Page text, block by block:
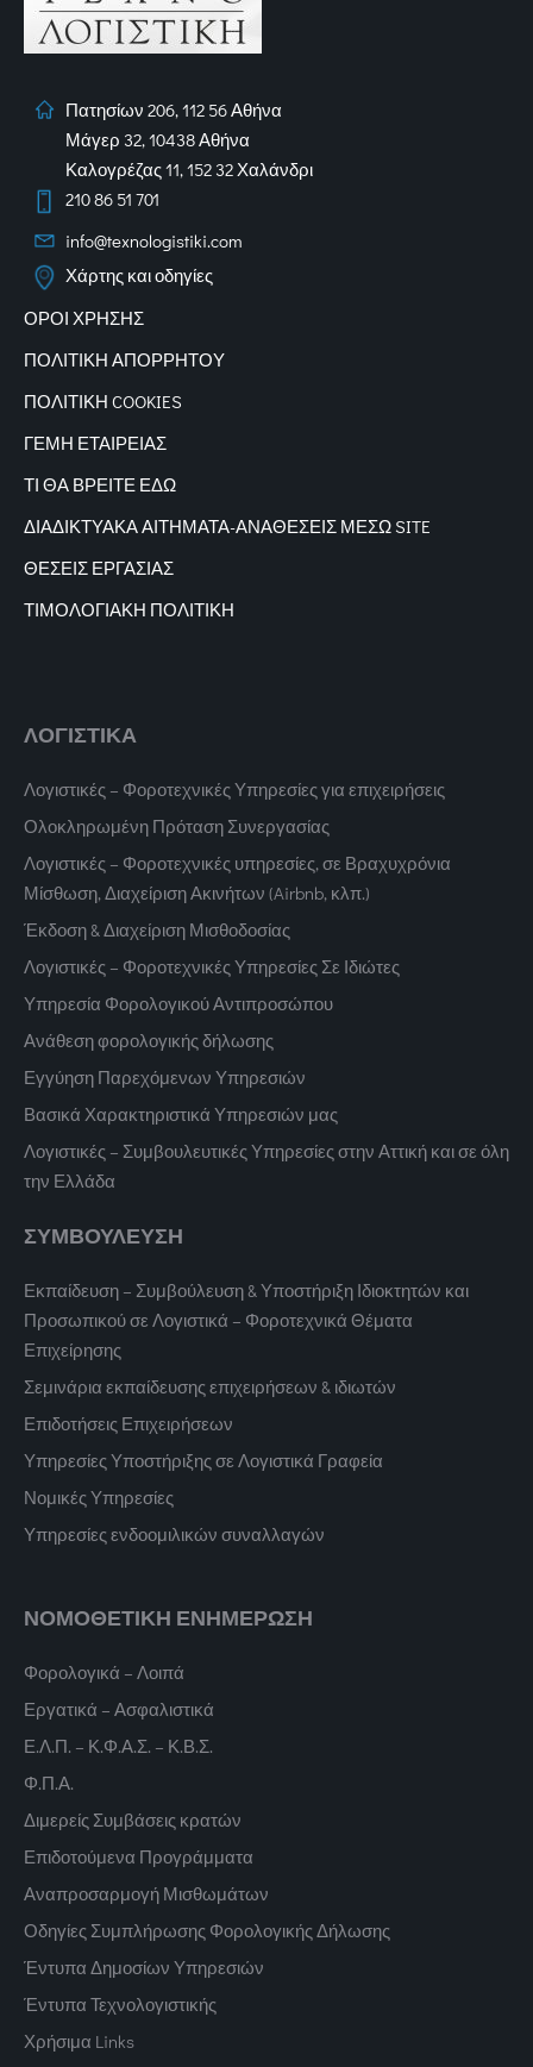
Πατησίων 206, 112 56 Αθήνα
Μάγερ 32, 10438 Αθήνα
Καλογρέζας 11, 152 32 Χαλάνδρι
210 86 51 701
info@texnologistiki.com
Χάρτης και οδηγίες
ΟΡΟΙ ΧΡΗΣΗΣ
ΠΟΛΙΤΙΚΗ ΑΠΟΡΡΗΤΟΥ
ΠΟΛΙΤΙΚΗ COOKIES
ΓΕΜΗ ΕΤΑΙΡΕΙΑΣ
ΤΙ ΘΑ ΒΡΕΙΤΕ ΕΔΩ
ΔΙΑΔΙΚΤΥΑΚΑΑΙΤΗΜΑΤΑ-ΑΝΑΘΕΣΕΙΣ ΜΕΣΩ SITE
ΘΕΣΕΙΣ ΕΡΓΑΣΙΑΣ
ΤΙΜΟΛΟΓΙΑΚΗ ΠΟΛΙΤΙΚΗ
ΛΟΓΙΣΤΙΚΑ
Λογιστικές – Φοροτεχνικές Υπηρεσίες για επιχειρήσεις
Ολοκληρωμένη Πρόταση Συνεργασίας
Λογιστικές – Φοροτεχνικές υπηρεσίες, σε Βραχυχρόνια
Μίσθωση, Διαχείριση Ακινήτων (Airbnb, κλπ.)
Έκδοση & Διαχείριση Μισθοδοσίας
Λογιστικές – Φοροτεχνικές Υπηρεσίες Σε Ιδιώτες
Υπηρεσία Φορολογικού Αντιπροσώπου
Ανάθεση φορολογικής δήλωσης
Εγγύηση Παρεχόμενων Υπηρεσιών
Βασικά Χαρακτηριστικά Υπηρεσιών μας
Λογιστικές – Συμβουλευτικές Υπηρεσίες στην Αττική και σε όλη
την Ελλάδα
ΣΥΜΒΟΥΛΕΥΣΗ
Εκπαίδευση – Συμβούλευση & Υποστήριξη Ιδιοκτητών και
Προσωπικού σε Λογιστικά – Φοροτεχνικά Θέματα
Επιχείρησης
Σεμινάρια εκπαίδευσης επιχειρήσεων & ιδιωτών
Επιδοτήσεις Επιχειρήσεων
Υπηρεσίες Υποστήριξης σε Λογιστικά Γραφεία
Νομικές Υπηρεσίες
Υπηρεσίες ενδοομιλικών συναλλαγών
ΝΟΜΟΘΕΤΙΚΗ ΕΝΗΜΕΡΩΣΗ
Φορολογικά – Λοιπά
Εργατικά – Ασφαλιστικά
Ε.Λ.Π. – Κ.Φ.Α.Σ. – Κ.Β.Σ.
Φ.Π.Α.
Διμερείς Συμβάσεις κρατών
Επιδοτούμενα Προγράμματα
Αναπροσαρμογή Μισθωμάτων
Οδηγίες Συμπλήρωσης Φορολογικής Δήλωσης
Έντυπα Δημοσίων Υπηρεσιών
Έντυπα Τεχνολογιστικής
Χρήσιμα Links